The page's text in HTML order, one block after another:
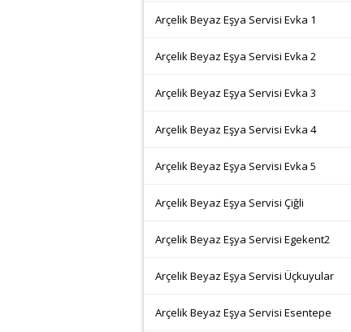
Arçelik Beyaz Eşya Servisi Evka 1
Arçelik Beyaz Eşya Servisi Evka 2
Arçelik Beyaz Eşya Servisi Evka 3
Arçelik Beyaz Eşya Servisi Evka 4
Arçelik Beyaz Eşya Servisi Evka 5
Arçelik Beyaz Eşya Servisi Çiğli
Arçelik Beyaz Eşya Servisi Egekent2
Arçelik Beyaz Eşya Servisi Üçkuyular
Arçelik Beyaz Eşya Servisi Esentepe